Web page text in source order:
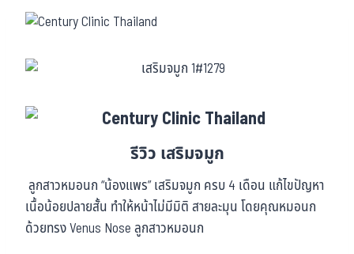
รีวิว เสริมจมูก
ลูกสาวหมอนก “น้องแพร” เสริมจมูก ครบ 4 เดือน แก้ไขปัญหา
เนื้อน้อยปลายสั้น ทำให้หน้าไม่มีมิติ สายละมุน โดยคุณหมอนก
ด้วยทรง Venus Nose ลูกสาวหมอนก